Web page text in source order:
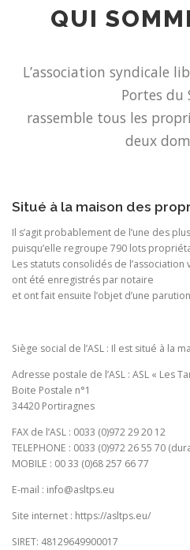
QUI
L’association syndicale
Portes du
rassemble tous les
deux
Situé à la maison des
Il s’agit probablement de l’une des
puisqu’elle regroupe 790 lots
Les statuts consolidés de l’association
ont été enregistrés par notaire
et ont fait ensuite l’objet d’une
Siège social de l’ASL : Il est situé à la
Adresse postale de l’ASL : ASL « Les
Boite Postale n°1
34420 Portiragnes
FAX de l’ASL : 0033 (0)972 29 20 12
TELEPHONE : 0033 (0)972 26 55 70
MOBILE : 00 33 (0)68 257 66 77
E-mail : info@asltps.eu
Site internet : https://asltps.eu/
SIRET: 48129649900017